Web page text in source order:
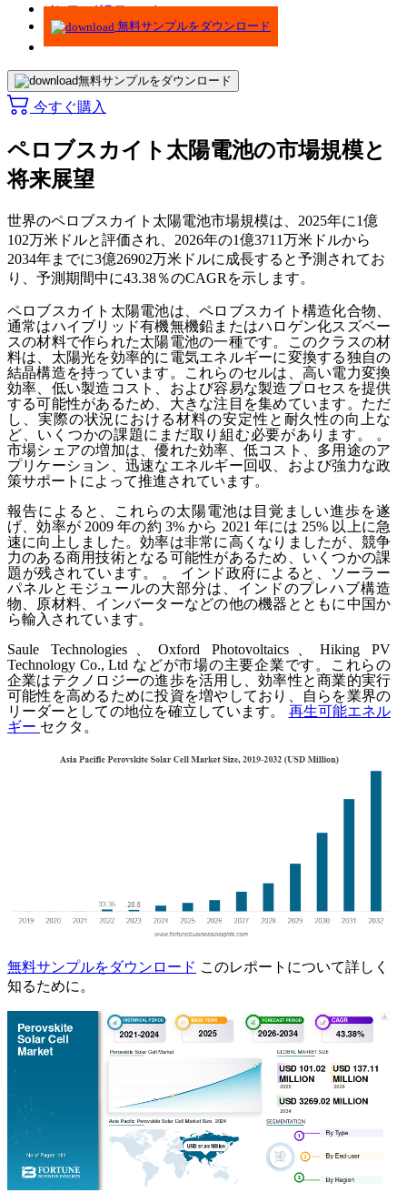
インフォグラフィック
無料サンプルをダウンロード
無料サンプルをダウンロード
今すぐ購入
ペロブスカイト太陽電池の市場規模と
将来展望
世界のペロブスカイト太陽電池市場規模は、2025年に1億
102万米ドルと評価され、2026年の1億3711万米ドルから
2034年までに3億26902万米ドルに成長すると予測されてお
り、予測期間中に43.38％のCAGRを示します。
ペロブスカイト太陽電池は、ペロブスカイト構造化合物、
通常はハイブリッド有機無機鉛またはハロゲン化スズベー
スの材料で作られた太陽電池の一種です。このクラスの材
料は、太陽光を効率的に電気エネルギーに変換する独自の
結晶構造を持っています。これらのセルは、高い電力変換
効率、低い製造コスト、および容易な製造プロセスを提供
する可能性があるため、大きな注目を集めています。ただ
し、実際の状況における材料の安定性と耐久性の向上な
ど、いくつかの課題にまだ取り組む必要があります。
。
市場シェアの増加は、優れた効率、低コスト、多用途のア
プリケーション、迅速なエネルギー回収、および強力な政
策サポートによって推進されています。
報告によると、これらの太陽電池は目覚ましい進歩を遂
げ、効率が 2009 年の約 3% から 2021 年には 25% 以上に急
速に向上しました。効率は非常に高くなりましたが、競争
力のある商用技術となる可能性があるため、いくつかの課
題が残されています。
。
インド政府によると、ソーラー
パネルとモジュールの大部分は、インドのプレハブ構造
物、原材料、インバーターなどの他の機器とともに中国か
ら輸入されています。
Saule Technologies、Oxford Photovoltaics、Hiking PV
Technology Co., Ltd などが市場の主要企業です。これらの
企業はテクノロジーの進歩を活用し、効率性と商業的実行
可能性を高めるために投資を増やしており、自らを業界の
リーダーとしての地位を確立しています。
再生可能エネル
ギー セクタ。
無料サンプルをダウンロード このレポートについて詳しく
知るために。